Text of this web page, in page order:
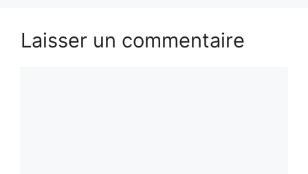
Laisser un commentaire